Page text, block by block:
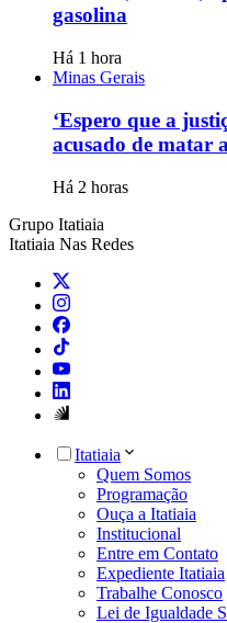
gasolina
Há 1 hora
Minas Gerais
‘Espero que a
acusado de matar
Há 2 horas
Grupo Itatiaia
Itatiaia Nas Redes
Itatiaia
Quem Somos
Programação
Ouça a Itatiaia
Institucional
Entre em Contato
Expediente Itatiaia
Trabalhe Conosco
Lei de Igualdade